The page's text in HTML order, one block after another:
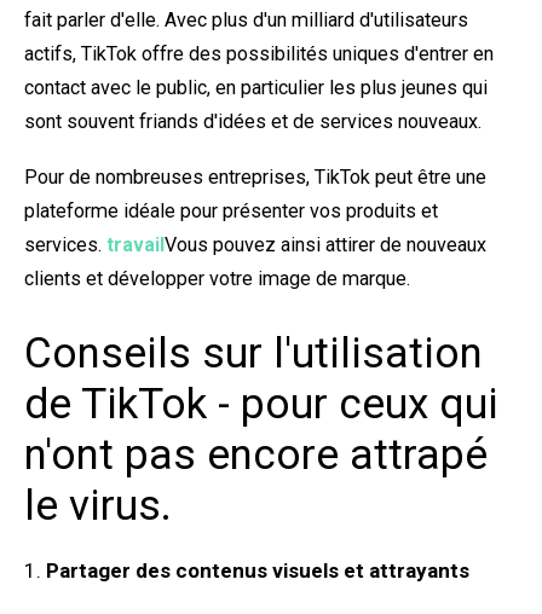
fait parler d'elle. Avec plus d'un milliard d'utilisateurs
actifs, TikTok offre des possibilités uniques d'entrer en
contact avec le public, en particulier les plus jeunes qui
sont souvent friands d'idées et de services nouveaux.
Pour de nombreuses entreprises, TikTok peut être une
plateforme idéale pour présenter vos produits et
services. travail Vous pouvez ainsi attirer de nouveaux
clients et développer votre image de marque.
Conseils sur l'utilisation
de TikTok - pour ceux qui
n'ont pas encore attrapé
le virus.
Partager des contenus visuels et attrayants